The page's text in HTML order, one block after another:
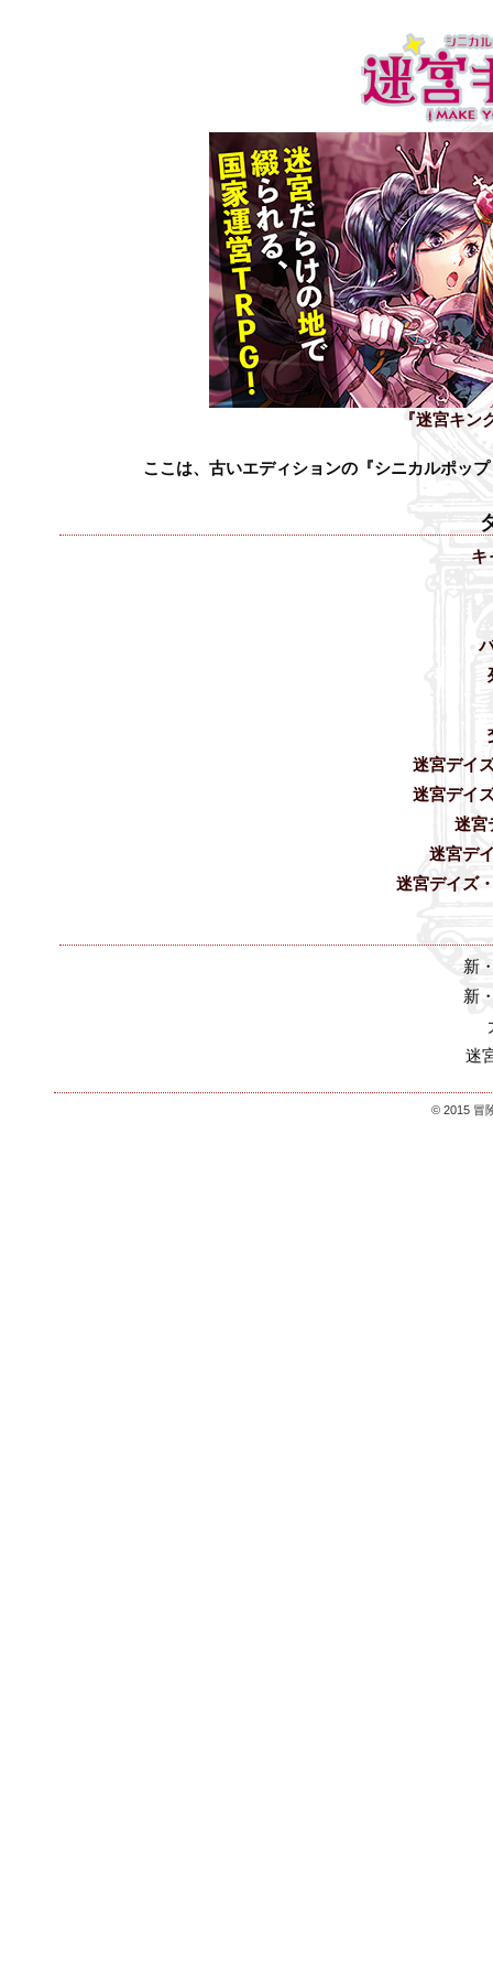
『迷宮キン
ここは、古いエディションの『シニカルポッ
キ
迷宮デイ
迷宮デイ
迷宮
迷宮デ
迷宮デイズ
新
新
迷
© 2015 冒